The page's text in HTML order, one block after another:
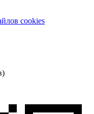
cookies